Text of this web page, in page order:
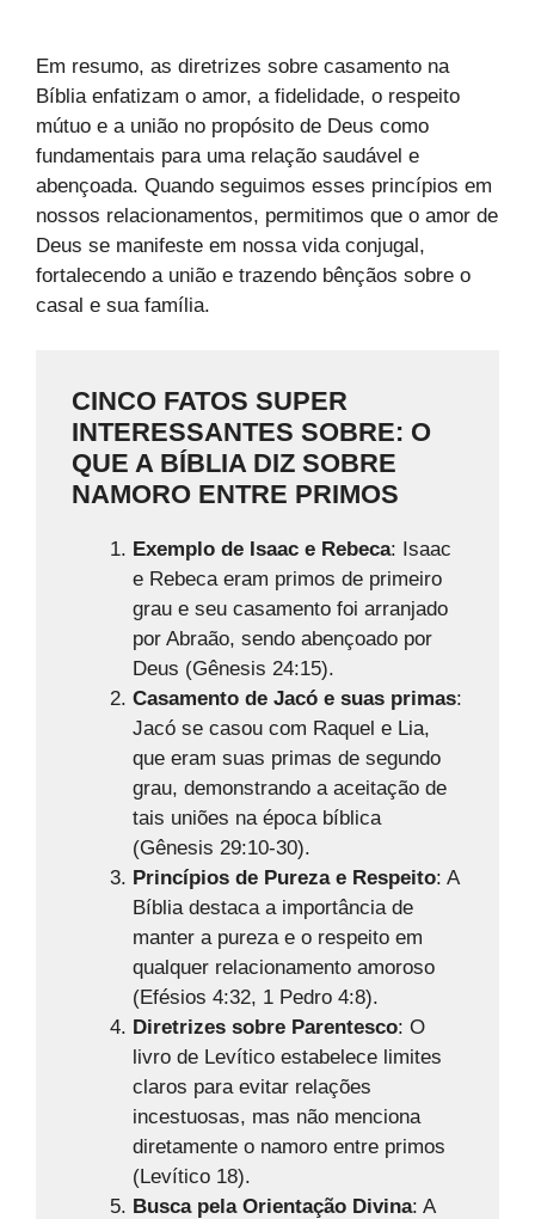
Em resumo, as diretrizes sobre casamento na
Bíblia enfatizam o amor, a fidelidade, o respeito
mútuo e a união no propósito de Deus como
fundamentais para uma relação saudável e
abençoada. Quando seguimos esses princípios em
nossos relacionamentos, permitimos que o amor de
Deus se manifeste em nossa vida conjugal,
fortalecendo a união e trazendo bênçãos sobre o
casal e sua família.
CINCO FATOS SUPER
INTERESSANTES SOBRE: O
QUE A BÍBLIA DIZ SOBRE
NAMORO ENTRE PRIMOS
Exemplo de Isaac e Rebeca: Isaac
e Rebeca eram primos de primeiro
grau e seu casamento foi arranjado
por Abraão, sendo abençoado por
Deus (Gênesis 24:15).
Casamento de Jacó e suas primas:
Jacó se casou com Raquel e Lia,
que eram suas primas de segundo
grau, demonstrando a aceitação de
tais uniões na época bíblica
(Gênesis 29:10-30).
Princípios de Pureza e Respeito: A
Bíblia destaca a importância de
manter a pureza e o respeito em
qualquer relacionamento amoroso
(Efésios 4:32, 1 Pedro 4:8).
Diretrizes sobre Parentesco: O
livro de Levítico estabelece limites
claros para evitar relações
incestuosas, mas não menciona
diretamente o namoro entre primos
(Levítico 18).
Busca pela Orientação Divina: A